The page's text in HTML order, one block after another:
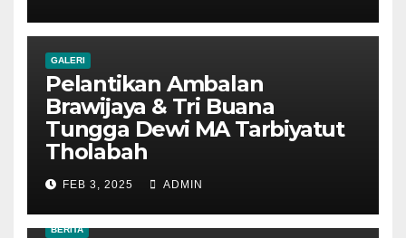
GALERI
Pelantikan Ambalan
Brawijaya & Tri Buana
Tungga Dewi MA Tarbiyatut
Tholabah
FEB 3, 2025 ADMIN
BERITA